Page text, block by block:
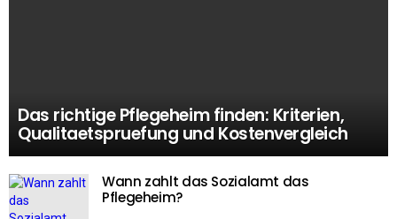
Das richtige Pflegeheim finden: Kriterien,
Qualitaetspruefung und Kostenvergleich
Wann zahlt das Sozialamt das
Pflegeheim?